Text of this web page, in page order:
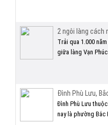
2 ngôi làng cách
Trải qua 1.000
giữa làng Vạn
Đình Phù Lưu,
Đình Phù Lưu
nay là phường Bắc